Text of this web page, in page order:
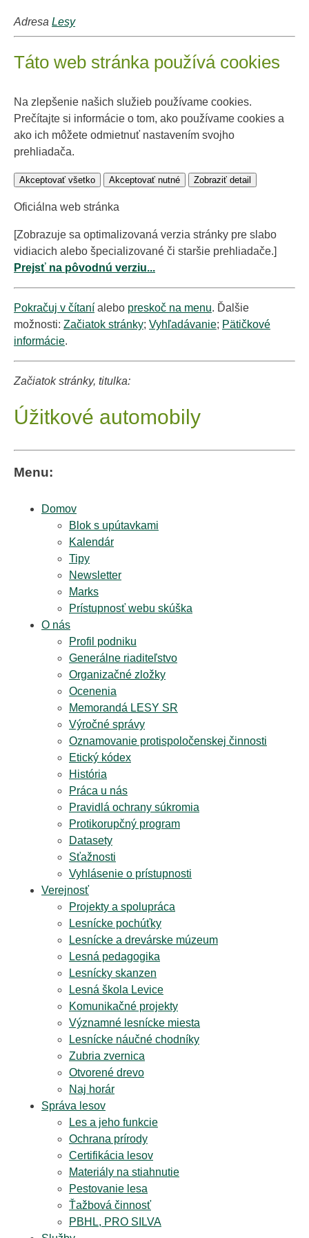
Adresa Lesy
Táto web stránka používá cookies
Na zlepšenie našich služieb používame cookies.
Prečítajte si informácie o tom, ako používame cookies a
ako ich môžete odmietnuť nastavením svojho
prehliadača.
Akceptovať všetko Akceptovať nutné Zobraziť detail
Oficiálna web stránka
[Zobrazuje sa optimalizovaná verzia stránky pre slabo
vidiacich alebo špecializované či staršie prehliadače.]
Prejsť na pôvodnú verziu...
Pokračuj v čítaní alebo preskoč na menu. Ďalšie
možnosti: Začiatok stránky; Vyhľadávanie; Pätičkové
informácie.
Začiatok stránky, titulka:
Úžitkové automobily
Menu:
Domov
Blok s upútavkami
Kalendár
Tipy
Newsletter
Marks
Prístupnosť webu skúška
O nás
Profil podniku
Generálne riaditeľstvo
Organizačné zložky
Ocenenia
Memorandá LESY SR
Výročné správy
Oznamovanie protispoločenskej činnosti
Etický kódex
História
Práca u nás
Pravidlá ochrany súkromia
Protikorupčný program
Datasety
Sťažnosti
Vyhlásenie o prístupnosti
Verejnosť
Projekty a spolupráca
Lesnícke pochúťky
Lesnícke a drevárske múzeum
Lesná pedagogika
Lesnícky skanzen
Lesná škola Levice
Komunikačné projekty
Významné lesnícke miesta
Lesnícke náučné chodníky
Zubria zvernica
Otvorené drevo
Naj horár
Správa lesov
Les a jeho funkcie
Ochrana prírody
Certifikácia lesov
Materiály na stiahnutie
Pestovanie lesa
Ťažbová činnosť
PBHL, PRO SILVA